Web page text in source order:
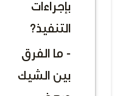
بإجراءات
التنفيذ؟
- ما الفرق
بين الشيك